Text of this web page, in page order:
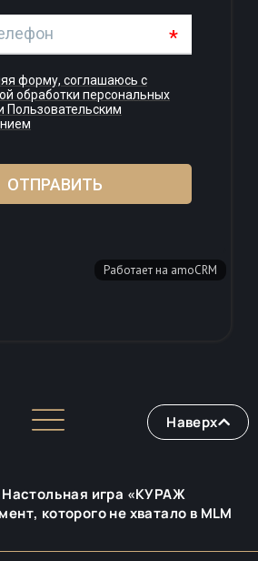
Наверх
Настольная игра «КУРАЖ
которого не хватало в MLM